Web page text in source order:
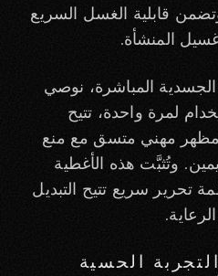
قابلية الغسل السريع
المنشأة.
المباشرة، نوصي
لمرة واحدة، تتيح
مظهر مهني متسق مع منع
وتُثبَّت هذه الأغطية
تحرير سريع تتيح التبديل
الحسية